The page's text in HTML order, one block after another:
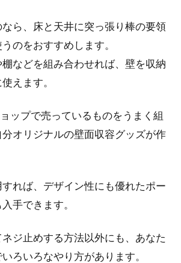
ら、床と天井に突っ張り棒の要領
のをおすすめします。
などを組み合わせれば、壁を収納
えます。
ップで売っているものをうまく組
オリジナルの壁面収容グッズが作
れば、デザイン性にも優れたポー
手できます。
ジ止めする方法以外にも、あなた
ろいろなやり方があります。